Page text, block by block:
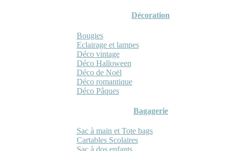
Décoration
Bougies
Eclairage et lampes
Déco vintage
Déco Halloween
Déco de Noël
Déco romantique
Déco Pâques
Bagagerie
Sac à main et Tote bags
Cartables Scolaires
Sac à dos enfants